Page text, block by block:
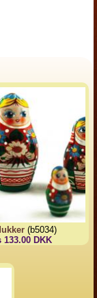
(b5034)
133.00 DKK